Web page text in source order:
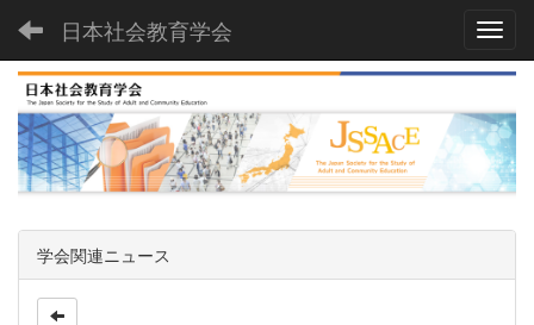
日本社会教育学会
学会関連ニュース